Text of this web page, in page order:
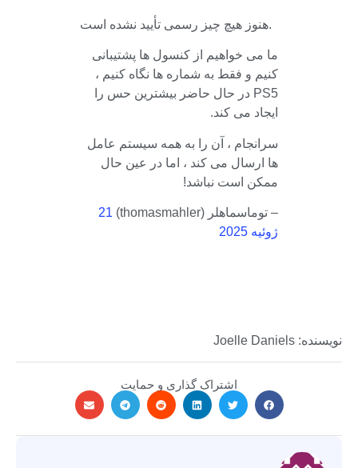
هنوز هیچ چیز رسمی تأیید نشده است.
ما می خواهیم از کنسول ها پشتیبانی
کنیم و فقط به شماره ها نگاه کنیم ،
PS5 در حال حاضر بیشترین حس را
ایجاد می کند.
سرانجام ، آن را به همه سیستم عامل
ها ارسال می کند ، اما در عین حال
ممکن است نباشد!
– توماسماهلر (thomasmahler)
21
ژوئیه 2025
نویسنده: Joelle Daniels
اشتراک گذاری و حمایت